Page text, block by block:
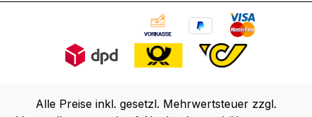
Alle Preise inkl. gesetzl. Mehrwertsteuer zzgl.